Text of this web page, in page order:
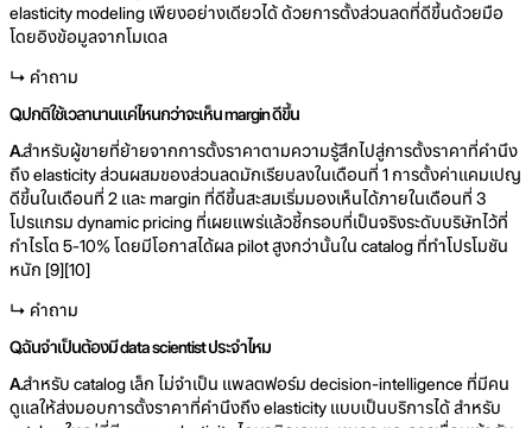
elasticity modeling เพียงอย่างเดียวได้ ด้วยการตั้งส่วนลดที่ดีขึ้นด้วยมือ
โดยอิงข้อมูลจากโมเดล
↳ คำถาม
Q.ปกติใช้เวลานานแค่ไหนกว่าจะเห็น margin ดีขึ้น
A.สำหรับผู้ขายที่ย้ายจากการตั้งราคาตามความรู้สึกไปสู่การตั้งราคาที่คำนึง
ถึง elasticity ส่วนผสมของส่วนลดมักเรียบลงในเดือนที่ 1 การตั้งค่าแคมเปญ
ดีขึ้นในเดือนที่ 2 และ margin ที่ดีขึ้นสะสมเริ่มมองเห็นได้ภายในเดือนที่ 3
โปรแกรม dynamic pricing ที่เผยแพร่แล้วชี้กรอบที่เป็นจริงระดับบริษัทไว้ที่
กำไรโต 5-10% โดยมีโอกาสได้ผล pilot สูงกว่านั้นใน catalog ที่ทำโปรโมชัน
หนัก [9][10]
↳ คำถาม
Q.ฉันจำเป็นต้องมี data scientist ประจำไหม
A.สำหรับ catalog เล็ก ไม่จำเป็น แพลตฟอร์ม decision-intelligence ที่มีคน
ดูแลให้ส่งมอบการตั้งราคาที่คำนึงถึง elasticity แบบเป็นบริการได้ สำหรับ